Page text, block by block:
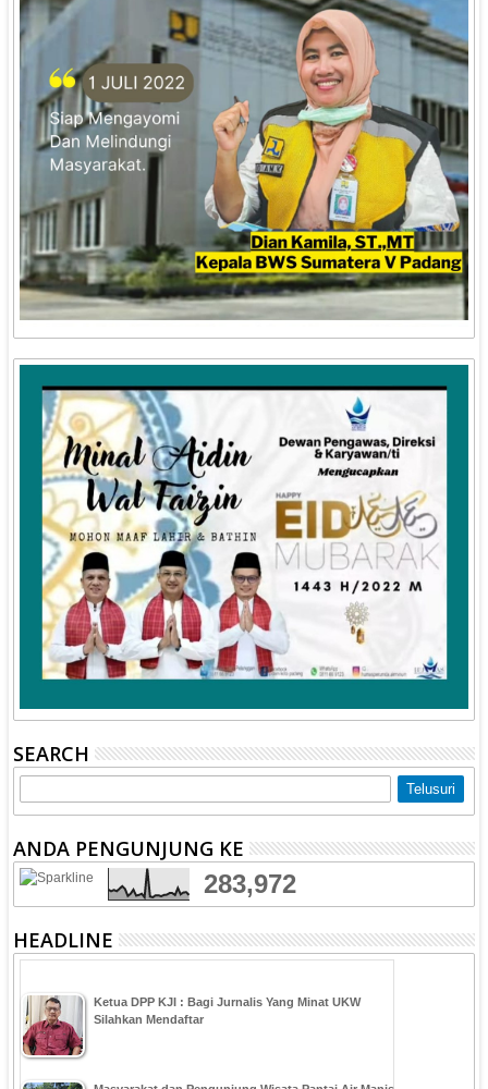
SEARCH
ANDA PENGUNJUNG KE
283,972
HEADLINE
Ketua DPP KJI : Bagi Jurnalis Yang Minat UKW
Silahkan Mendaftar